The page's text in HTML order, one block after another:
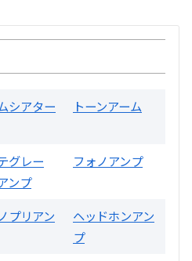
ン内蔵ラジオ SRF-
問合せください
シアター トーンアーム
グレー
ンプ
フォノアンプ
プリアン
ヘッドホンアン
プ